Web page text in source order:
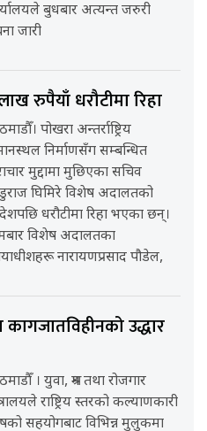
बुधबार अत्यन्त जरुरी
जारी
रुपैयाँ धरौटीमा रिहा
पोखरा अन्तर्राष्ट्रिय
निर्माणसँग सम्बन्धित
मुद्दामा मुछिएका सचिव
घिमिरे विशेष अदालतको
धरौटीमा रिहा भएका छन्।
विशेष अदालतका
नारायणप्रसाद पौडेल,
उद्धार
। युवा, श्रम तथा रोजगार
राष्ट्रिय स्तरको कल्याणकारी
सहयोगबाट विभिन्न मुलुकमा